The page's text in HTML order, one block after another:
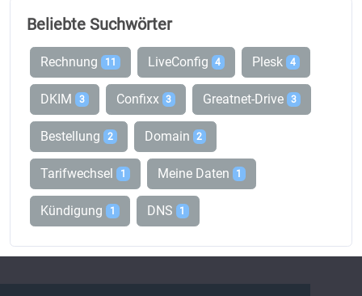
Beliebte Suchwörter
Rechnung 11 LiveConfig 4 Plesk 4
DKIM 3 Confixx 3 Greatnet-Drive 3
Bestellung 2 Domain 2
Tarifwechsel 1 Meine Daten 1
Kündigung 1 DNS 1